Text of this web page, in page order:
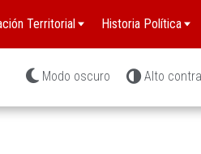
Territorial Historia Política
Modo oscuro Alto